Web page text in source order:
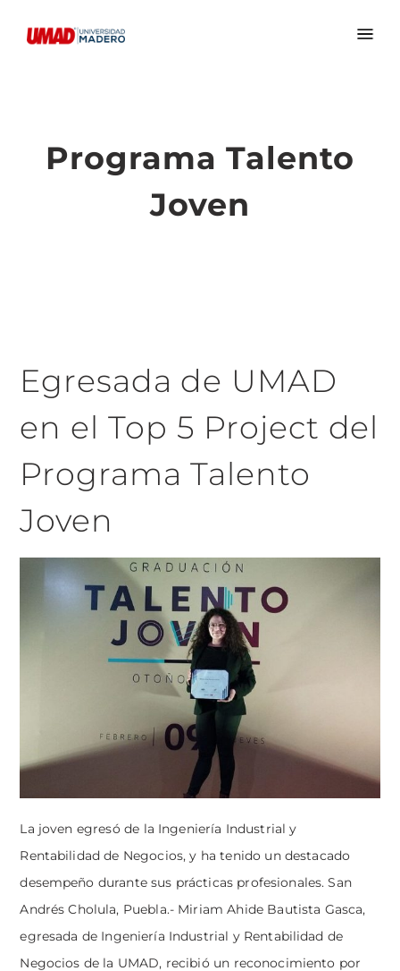
Programa Talento
Joven
Egresada de UMAD
en el Top 5 Project del
Programa Talento
Joven
La joven egresó de la Ingeniería Industrial y
Rentabilidad de Negocios, y ha tenido un destacado
desempeño durante sus prácticas profesionales. San
Andrés Cholula, Puebla.- Miriam Ahide Bautista Gasca,
egresada de Ingeniería Industrial y Rentabilidad de
Negocios de la UMAD, recibió un reconocimiento por